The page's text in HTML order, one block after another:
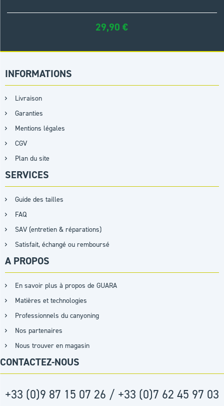
29,90€
INFORMATIONS
Livraison
Garanties
Mentions légales
CGV
Plan du site
SERVICES
Guide des tailles
FAQ
SAV (entretien & réparations)
Satisfait, échangé ou remboursé
A PROPOS
En savoir plus à propos de GUARA
Matières et technologies
Professionnels du canyoning
Nos partenaires
Nous trouver en magasin
CONTACTEZ-NOUS
+33 (0)9 87 15 07 26 / +33 (0)7 62 45 97 03